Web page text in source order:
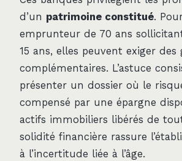
d’un patrimoine constitué.
emprunteur de 70 ans
15 ans, elles peuvent exiger des
complémentaires. L’astuce
présenter un dossier où le
compensé par une épargne
actifs immobiliers libérés de
solidité financière rassure
à l’incertitude liée à l’âge.